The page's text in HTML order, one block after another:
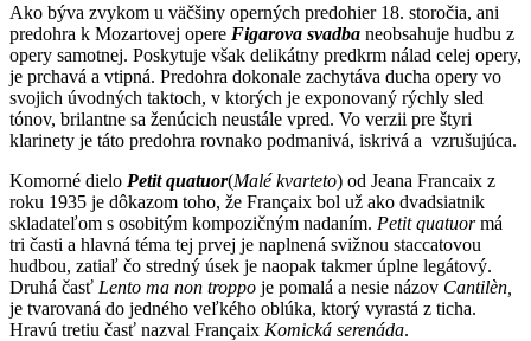
Ako býva zvykom u väčšiny operných predohier 18. storočia, ani
predohra k Mozartovej opere Figarova svadba neobsahuje hudbu z
opery samotnej. Poskytuje však delikátny predkrm nálad celej opery,
je prchavá a vtipná. Predohra dokonale zachytáva ducha opery vo
svojich úvodných taktoch, v ktorých je exponovaný rýchly sled
tónov, brilantne sa ženúcich neustále vpred. Vo verzii pre štyri
klarinety je táto predohra rovnako podmanivá, iskrivá a vzrušujúca.
Komorné dielo Petit quatuor(Malé kvarteto) od Jeana Francaix z
roku 1935 je dôkazom toho, že Françaix bol už ako dvadsiatnik
skladateľom s osobitým kompozičným nadaním. Petit quatuormá
tri časti a hlavná téma tej prvej je naplnená svižnou staccatovou
hudbou, zatiaľ čo stredný úsek je naopak takmer úplne legátový.
Druhá časť Lento ma non troppo je pomalá a nesie názov Cantilèn,
je tvarovaná do jedného veľkého oblúka, ktorý vyrastá z ticha.
Hravú tretiu časť nazval Françaix Komická serenáda.